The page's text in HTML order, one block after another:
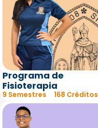
Programa de
Fisioterapia
9 Semestres 168 Créditos